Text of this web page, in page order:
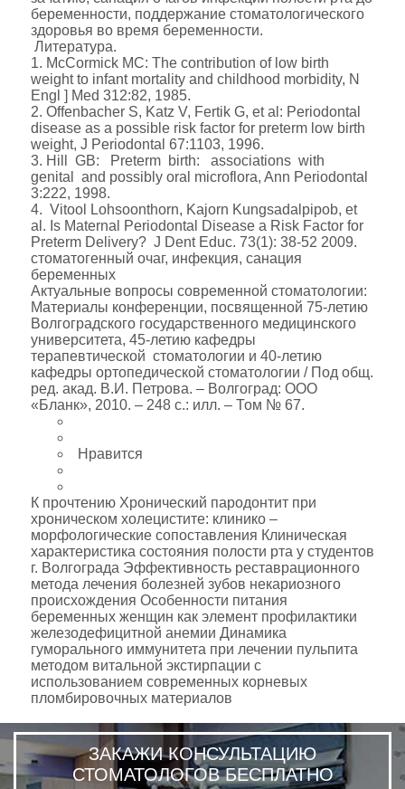
беременности, поддержание стоматологического
здоровья во время беременности.
Литература.
1. McCormick MC: The contribution of low birth
weight to infant mortality and childhood morbidity, N
Engl ] Med 312:82, 1985.
2. Offenbacher S, Katz V, Fertik G, et al: Periodontal
disease as a possible risk factor for preterm low birth
weight, J Periodontal 67:1103, 1996.
3. Hill GB: Preterm birth: associations with
genital and possibly oral microflora, Ann Periodontal
3:222, 1998.
4. Vitool Lohsoonthorn, Kajorn Kungsadalpipob, et
al. Is Maternal Periodontal Disease a Risk Factor for
Preterm Delivery? J Dent Educ. 73(1): 38-52 2009.
стоматогенный очаг, инфекция, санация
беременных
Актуальные вопросы современной стоматологии:
Материалы конференции, посвященной 75-летию
Волгоградского государственного медицинского
университета, 45-летию кафедры
терапевтической стоматологии и 40-летию
кафедры ортопедической стоматологии / Под общ.
ред. акад. В.И. Петрова. – Волгоград: ООО
«Бланк», 2010. – 248 с.: илл. – Том № 67.
Нравится
К прочтению Хронический пародонтит при
хроническом холецистите: клинико –
морфологические сопоставления Клиническая
характеристика состояния полости рта у студентов
г. Волгограда Эффективность реставрационного
метода лечения болезней зубов некариозного
происхождения Особенности питания
беременных женщин как элемент профилактики
железодефицитной анемии Динамика
гуморального иммунитета при лечении пульпита
методом витальной экстирпации с
использованием современных корневых
пломбировочных материалов
ЗАКАЖИ КОНСУЛЬТАЦИЮ
СТОМАТОЛОГОВ БЕСПЛАТНО